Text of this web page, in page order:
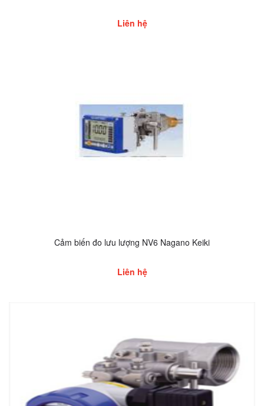
Liên hệ
Cảm biến đo lưu lượng NV6 Nagano Keiki
Liên hệ